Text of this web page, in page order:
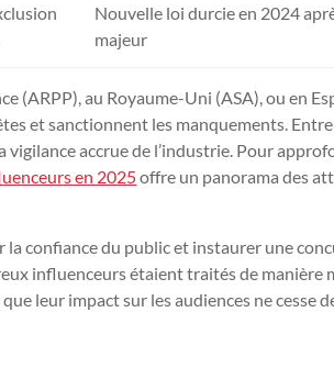
Nouvelle loi durcie en 2024
majeur
(ARPP), au Royaume-Uni (ASA), ou en
et sanctionnent les manquements.
accrue de l’industrie. Pour
en 2025offre un panorama des
confiance du public et instaurer une
influenceurs étaient traités de manière
leur impact sur les audiences ne cesse